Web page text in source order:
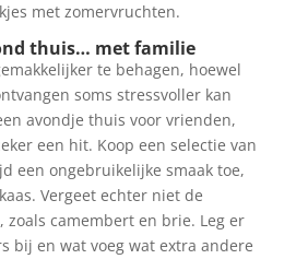
met zomervruchten.
thuis… met familie
te behagen, hoewel
soms stressvoller kan
avondje thuis voor vrienden,
een hit. Koop een selectie van
een ongebruikelijke smaak toe,
Vergeet echter niet de
zoals camembert en brie. Leg er
bij en wat voeg wat extra andere